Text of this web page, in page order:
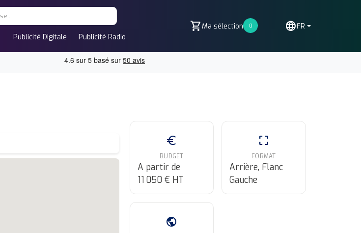
Publicité Digitale Publicité Radio
shopping_cartMa sélection 0 languageFR
euro
BUDGET
A partir de
11 050 € HT
crop_free
FORMAT
Arrière, Flanc
Gauche
public